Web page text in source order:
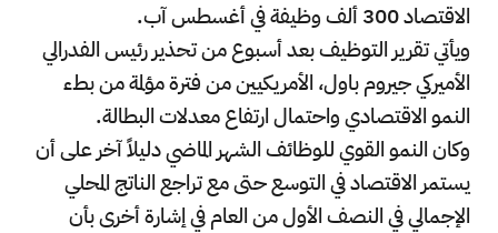
الاقتصاد 300 ألف وظيفة في أغسطس آب.
ويأتي تقرير التوظيف بعد أسبوع من تحذير رئيس الفدرالي
الأميركي جيروم باول، الأمريكيين من فترة مؤلمة من بطء
النمو الاقتصادي واحتمال ارتفاع معدلات البطالة.
وكان النمو القوي للوظائف الشهر الماضي دليلاً آخر على أن
يستمر الاقتصاد في التوسع حتى مع تراجع الناتج المحلي
الإجمالي في النصف الأول من العام في إشارة أخرى بأن